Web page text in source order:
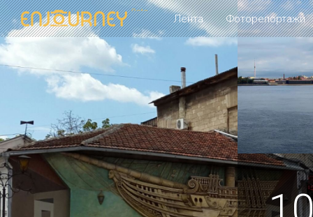
Лента Фоторепортажи